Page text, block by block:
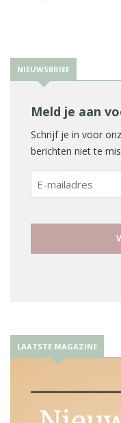
NIEUWSBRIEF
Meld je aan
Schrijf je in voor
berichten niet te
E-
mailadres
LAATSTE MAGAZINE